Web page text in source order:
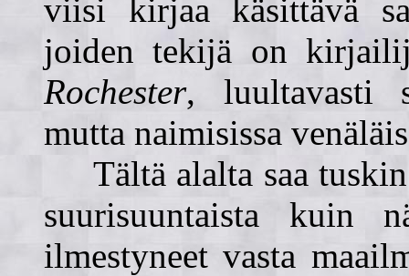
viisi kirjaa käsittävä
joiden tekijä on
Rochester, luultavasti
mutta naimisissa
Tältä alalta saa
suurisuuntaista kuin
ilmestyneet vasta